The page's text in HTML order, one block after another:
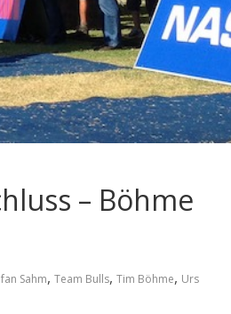
– Böhme
Sahm, Team Bulls, Tim Böhme, Urs